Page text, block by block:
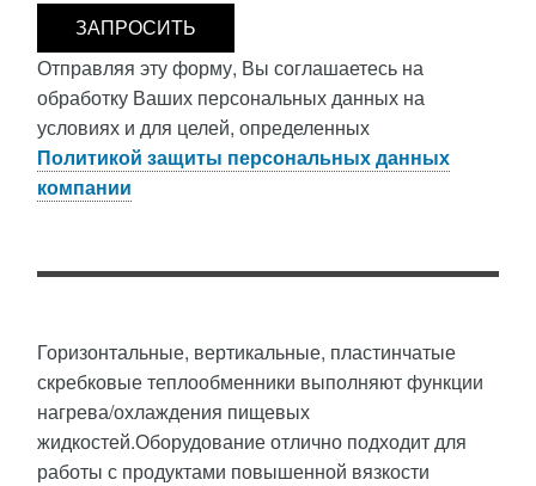
Отправляя эту форму, Вы соглашаетесь на
обработку Ваших персональных данных на
условиях и для целей, определенных
Политикой защиты персональных данных
компании
Горизонтальные, вертикальные, пластинчатые
скребковые теплообменники выполняют функции
нагрева/охлаждения пищевых
жидкостей.Оборудование отлично подходит для
работы с продуктами повышенной вязкости